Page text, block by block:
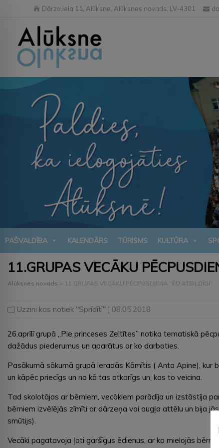
Dārza iela 11, Alūksne, Alūksnes novads, LV-4301
PAŠVALDĪBA KALENDĀRS TŪRISMS KULTŪRA
11.GRUPAS VECĀKU
Alūksnes novads > 11.GRUPAS VECĀKU PĒCPUSDIENA “ĒD ATBILDĪGI”
Uzzini kas notiek "Sprīdītī" | 08.05.2018
26.aprīlī grupā „Pie princeses Zeltītes” notika tematiskā
dažādus piederumus un aparātus ar ko darboties.
Pasākumā sākumā grupā ieradās Kāmītis ( Anta Apine), kur
un kāpēc priecīgs un no kā tas atkarīgs un, kas to veicina.
Tad skolotājas ar bērniem, vecākiem parādīja un izstāstīja
bērniem izvēlējās zīmīti ar dārzeņa vai augļa attēlu un bija
smūtijs).
Vecāki pagatavoja ļoti garšīgus ēdienus, ar ko mielojās bērni